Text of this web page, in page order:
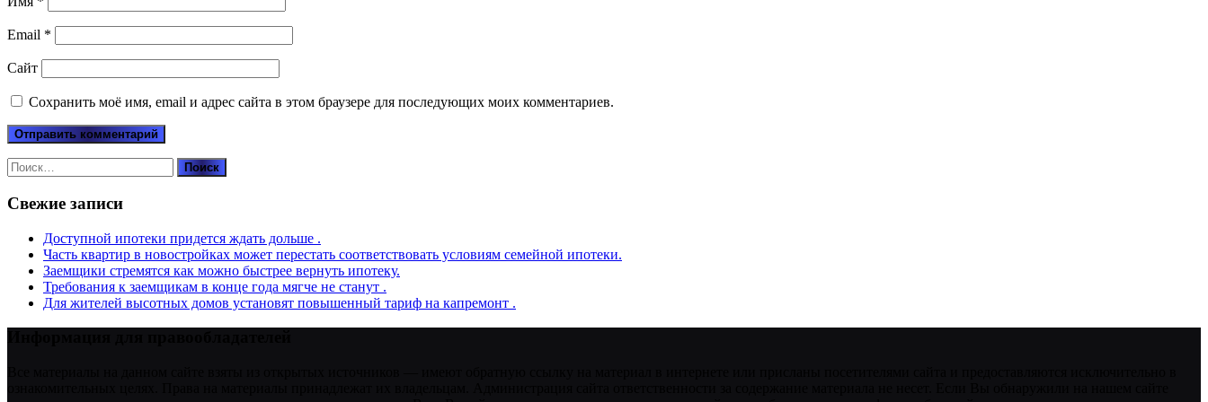
Email *
Сайт
Сохранить моё имя, email и адрес сайта в этом браузере для последующих моих комментариев.
Найти:
Свежие записи
Доступной ипотеки придется ждать дольше .
Часть квартир в новостройках может перестать соответствовать условиям семейной ипотеки.
Заемщики стремятся как можно быстрее вернуть ипотеку.
Требования к заемщикам в конце года мягче не станут .
Для жителей высотных домов установят повышенный тариф на капремонт .